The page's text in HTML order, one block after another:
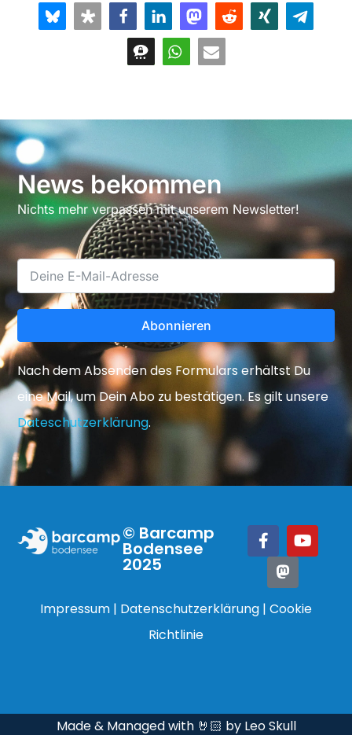
News bekommen
Nichts mehr verpassen mit unserem Newsletter!
Abonnieren
Nach dem Absenden des Formulars erhältst Du
eine Mail, um Dein Abo zu bestätigen. Es gilt unsere
Dateschutzerklärung.
© Barcamp
Bodensee
2025
Impressum | Datenschutzerklärung | Cookie
Richtlinie
Made & Managed with 🤘🏻 by Leo Skull